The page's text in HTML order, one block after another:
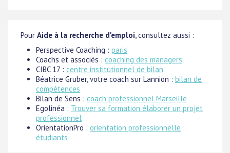
Pour Aide à la recherche d'emploi, consultez aussi :
Perspective Coaching : paris
Coachs et associés : coaching des managers
CIBC 17 : centre institutionnel de bilan
Béatrice Gruber, votre coach sur Lannion : bilan de
compétences
Bilan de Sens : coach professionnel Marseille
Egolinéa : Trouver sa formation élaborer un projet
professionnel
OrientationPro : orientation professionnelle
étudiants